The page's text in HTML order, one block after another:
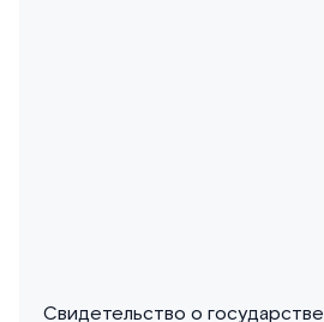
Свидетельство о